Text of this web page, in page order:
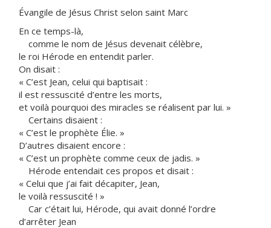
Évangile de Jésus Christ selon saint Marc
En ce temps-là,
comme le nom de Jésus devenait célèbre,
le roi Hérode en entendit parler.
On disait :
« C’est Jean, celui qui baptisait :
il est ressuscité d’entre les morts,
et voilà pourquoi des miracles se réalisent par lui. »
Certains disaient :
« C’est le prophète Élie. »
D’autres disaient encore :
« C’est un prophète comme ceux de jadis. »
Hérode entendait ces propos et disait :
« Celui que j’ai fait décapiter, Jean,
le voilà ressuscité ! »
Car c’était lui, Hérode, qui avait donné l’ordre
d’arrêter Jean